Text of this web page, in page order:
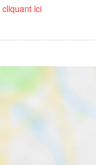
cliquant ici